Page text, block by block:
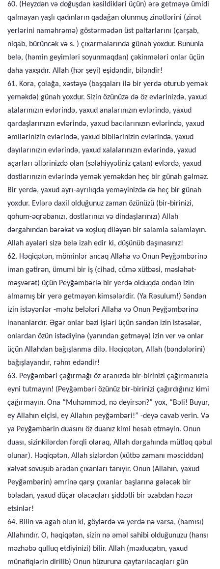
60. (Heyzdən və doğuşdan kəsildikləri üçün) ərə getməyə ümidi
qalmayan yaşlı qadınların qadağan olunmuş zinətlərini (zinət
yerlərini naməhrəmə) göstərmədən üst paltarlarını (çarşab,
niqab, bürüncək və s. ) çıxarmalarında günah yoxdur. Bununla
belə, (həmin geyimləri soyunmaqdan) çəkinmələri onlar üçün
daha yaxşıdır. Allah (hər şeyi) eşidəndir, biləndir!
61. Kora, çolağa, xəstəyə (başqaları ilə bir yerdə oturub yemək
yeməkdə) günah yoxdur. Sizin özünüzə də öz evlərinizdə, yaxud
atalarınızın evlərində, yaxud analarınızın evlərində, yaxud
qardaşlarınızın evlərində, yaxud bacılarınızın evlərində, yaxud
əmilərinizin evlərində, yaxud bibilərinizin evlərində, yaxud
dayılarınızın evlərində, yaxud xalalarınızın evlərində, yaxud
açarları əllərinizdə olan (səlahiyyətiniz çatan) evlərdə, yaxud
dostlarınızın evlərində yemək yeməkdən heç bir günah gəlməz.
Bir yerdə, yaxud ayrı-ayrılıqda yeməyinizdə də heç bir günah
yoxdur. Evlərə daxil olduğunuz zaman özünüzü (bir-birinizi,
qohum-əqrəbanızı, dostlarınızı və dindaşlarınızı) Allah
dərgahından bərəkət və xoşluq diləyən bir salamla salamlayın.
Allah ayələri sizə belə izah edir ki, düşünüb daşınasınız!
62. Həqiqətən, möminlər ancaq Allaha və Onun Peyğəmbərinə
iman gətirən, ümumi bir iş (cihad, cümə xütbəsi, məsləhət-
məşvərət) üçün Peyğəmbərlə bir yerdə olduqda ondan izin
almamış bir yerə getməyən kimsələrdir. (Ya Rəsulum!) Səndən
izin istəyənlər -məhz belələri Allaha və Onun Peyğəmbərinə
inananlardır. Əgər onlar bəzi işləri üçün səndən izin istəsələr,
onlardan özün istədiyinə (yanından getməyə) izin ver və onlar
üçün Allahdan bağışlanma dilə. Həqiqətən, Allah (bəndələrini)
bağışlayandır, rəhm edəndir!
63. Peyğəmbəri çağırmağı öz aranızda bir-birinizi çağırmanızla
eyni tutmayın! (Peyğəmbəri özünüz bir-birinizi çağırdığınız kimi
çağırmayın. Ona “Muhəmməd, nə deyirsən?” yox, “Bəli! Buyur,
ey Allahın elçisi, ey Allahın peyğəmbəri!” -deyə cavab verin. Və
ya Peyğəmbərin duasını öz duanız kimi hesab etməyin. Onun
duası, sizinkilərdən fərqli olaraq, Allah dərgahında mütləq qəbul
olunar). Həqiqətən, Allah sizlərdən (xütbə zamanı məsciddən)
xəlvət sovuşub aradan çıxanları tanıyır. Onun (Allahın, yaxud
Peyğəmbərin) əmrinə qarşı çıxanlar başlarına gələcək bir
bəladan, yaxud düçar olacaqları şiddətli bir əzabdan həzər
etsinlər!
64. Bilin və agah olun ki, göylərdə və yerdə nə varsa, (hamısı)
Allahındır. O, həqiqətən, sizin nə əməl sahibi olduğunuzu (hansı
məzhəbə qulluq etdiyinizi) bilir. Allah (məxluqatın, yaxud
münafiqlərin dirilib) Onun hüzuruna qaytarılacaqları gün